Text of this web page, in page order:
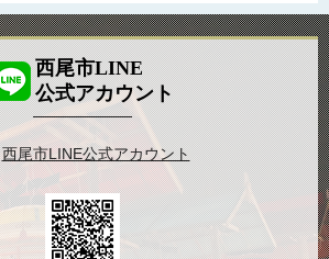
西尾市LINE
公式アカウント
西尾市LINE公式アカウント